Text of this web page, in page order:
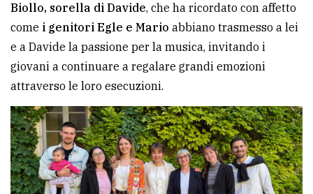
Biollo, sorella di Davide, che ha ricordato con affetto
come i genitori Egle e Mario abbiano trasmesso a lei
e a Davide la passione per la musica, invitando i
giovani a continuare a regalare grandi emozioni
attraverso le loro esecuzioni.